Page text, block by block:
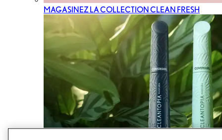
MAGASINEZ LA COLLECTION CLEAN FRESH